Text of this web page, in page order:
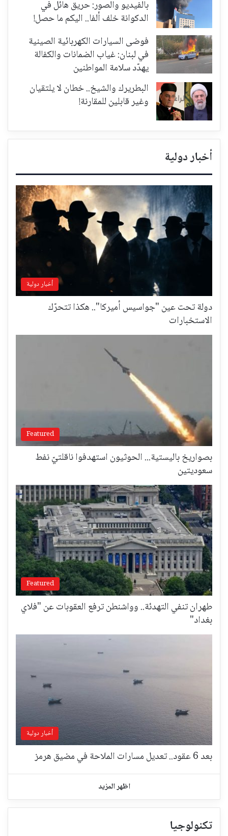
بالفيديو والصور: حريق هائل في
الدكوانة خلف ألفا.. اليكم ما حصل!
فوضى السيارات الكهربائية الصينية
في لبنان: غياب الضمانات والكفالة
يهدّد سلامة المواطنين
البطريرك والشيخ.. خطان لا يلتقيان
وغير قابلين للمقارنة!
أخبار دولية
أخبار دولية
دولة تحت عين "جواسيس أميركا".. هكذا تتحرّك
الاستخبارات
Featured
بصواريخ باليستية... الحوثيون استهدفوا ناقلتيّ نفط
سعوديتين
Featured
طهران تنفي التهدئة.. وواشنطن ترفع العقوبات عن "فلاي
بغداد"
أخبار دولية
بعد 6 عقود.. تعديل مسارات الملاحة في مضيق هرمز
اظهر المزيد
تكنولوجيا